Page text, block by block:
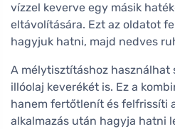
vízzel keverve egy másik
eltávolítására. Ezt az oldatot
hagyjuk hatni, majd nedves
A mélytisztításhoz használhat
illóolaj keverékét is. Ez a
hanem fertőtlenít és felfrissíti
alkalmazás után hagyja hatni